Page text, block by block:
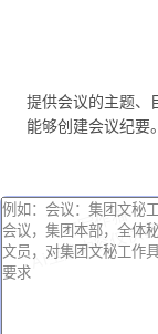
提供会议的主题、
能够创建会议纪要。